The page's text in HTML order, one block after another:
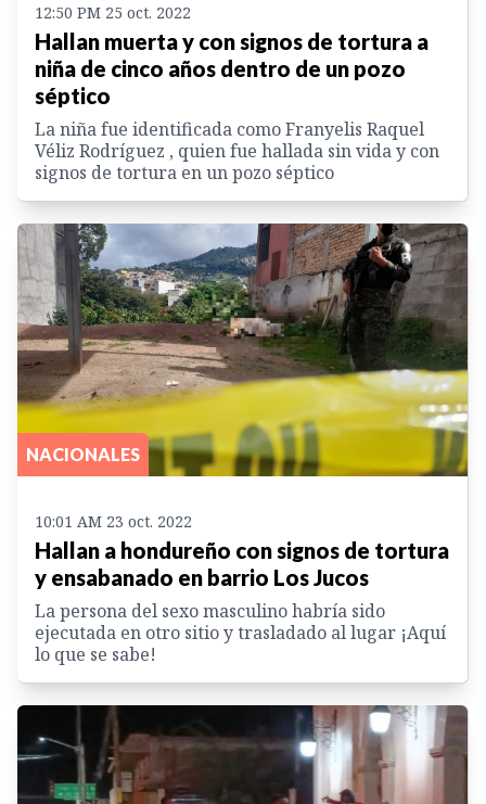
12:50 PM 25 oct. 2022
Hallan muerta y con signos de tortura a
niña de cinco años dentro de un pozo
séptico
La niña fue identificada como Franyelis Raquel
Véliz Rodríguez , quien fue hallada sin vida y con
signos de tortura en un pozo séptico
NACIONALES
10:01 AM 23 oct. 2022
Hallan a hondureño con signos de tortura
y ensabanado en barrio Los Jucos
La persona del sexo masculino habría sido
ejecutada en otro sitio y trasladado al lugar ¡Aquí
lo que se sabe!